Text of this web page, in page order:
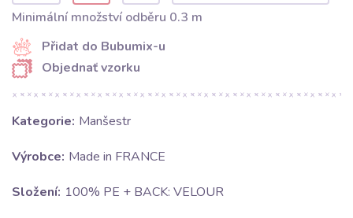
Minimální množství odběru 0.3 m
Přidat do Bubumix-u
Objednať vzorku
Kategorie: Manšestr
Výrobce: Made in FRANCE
Složení: 100% PE + BACK: VELOUR